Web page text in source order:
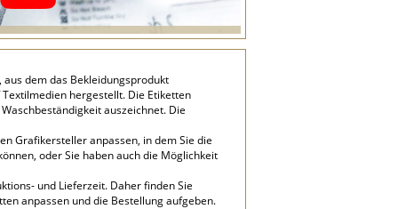
dem das Bekleidungsprodukt
hergestellt. Die Etiketten
auszeichnet. Die
Grafikersteller anpassen, in dem Sie die
oder Sie haben auch die Möglichkeit
und Lieferzeit. Daher finden Sie
anpassen und die Bestellung aufgeben.